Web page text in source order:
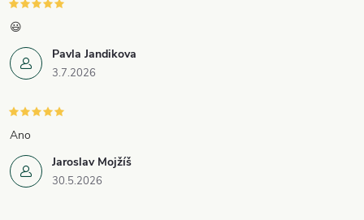
Pavla Jandikova
3.7.2026
😃
Jaroslav Mojžíš
30.5.2026
Ano